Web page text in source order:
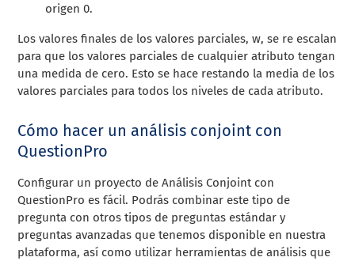
origen 0.
Los valores finales de los valores parciales, w, se re escalan
para que los valores parciales de cualquier atributo tengan
una medida de cero. Esto se hace restando la media de los
valores parciales para todos los niveles de cada atributo.
Cómo hacer un análisis conjoint con
QuestionPro
Configurar un proyecto de Análisis Conjoint con
QuestionPro es fácil. Podrás combinar este tipo de
pregunta con otros tipos de preguntas estándar y
preguntas avanzadas que tenemos disponible en nuestra
plataforma, así como utilizar herramientas de análisis que